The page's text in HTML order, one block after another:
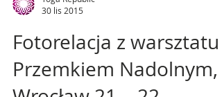
Yoga Republic
30 lis 2015
Fotorelacja z warsztatu z